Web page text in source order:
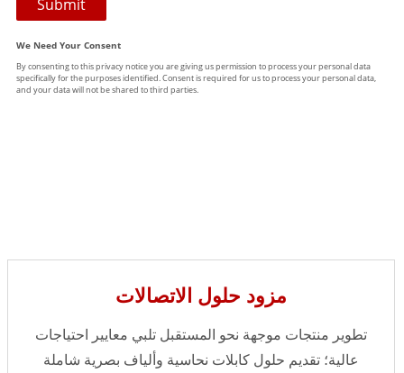
مزود حلول الاتصالات
تطوير منتجات موجهة نحو المستقبل تلبي معايير احتياجات
عالية؛ تقديم حلول كابلات نحاسية وألياف بصرية شاملة